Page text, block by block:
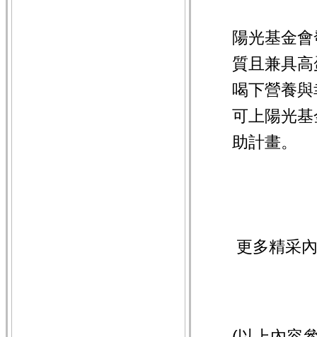
陽光基金
質且兼具
喝下營養
可上陽光
助計畫。
更多精采